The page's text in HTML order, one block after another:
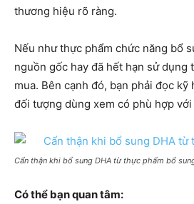
thương hiệu rõ ràng.
Nếu như thực phẩm chức năng bổ
nguồn gốc hay đã hết hạn sử dụng
mua. Bên cạnh đó, bạn phải đọc
đối tượng dùng xem có phù hợp
Cẩn thận khi bổ sung DHA từ thực phẩm bổ
Có thể bạn quan tâm: